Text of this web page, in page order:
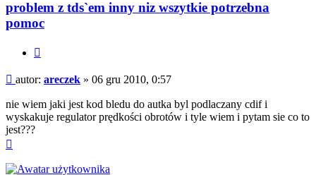
problem z tds`em inny niz wszytkie potrzebna
pomoc
Post
autor: areczek » 06 gru 2010, 0:57
nie wiem jaki jest kod bledu do autka byl podlaczany cdif i
wyskakuje regulator prędkości obrotów i tyle wiem i pytam sie co to
jest???